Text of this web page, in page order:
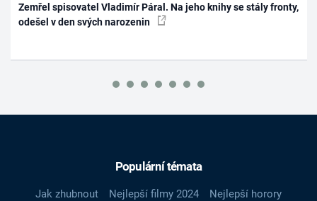
Zemřel spisovatel Vladimír Páral. Na jeho knihy se stály fronty,
odešel v den svých narozenin
Populární témata
Jak zhubnout Nejlepší filmy 2024
Nejlepší horory